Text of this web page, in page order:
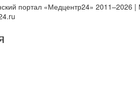
портал «Медцентр24» 2011–2026 |